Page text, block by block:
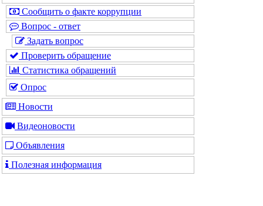
Сообщить о факте коррупции
Вопрос - ответ
Задать вопрос
Проверить обращение
Статистика обращений
Опрос
Новости
Видеоновости
Объявления
Полезная информация